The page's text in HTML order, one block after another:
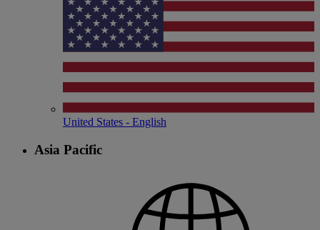
United States - English
Asia Pacific